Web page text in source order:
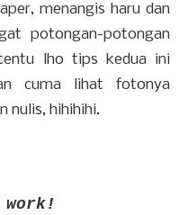
menangis haru dan
potongan-potongan
lho tips kedua ini
cuma lihat fotonya
nulis, hihihihi.